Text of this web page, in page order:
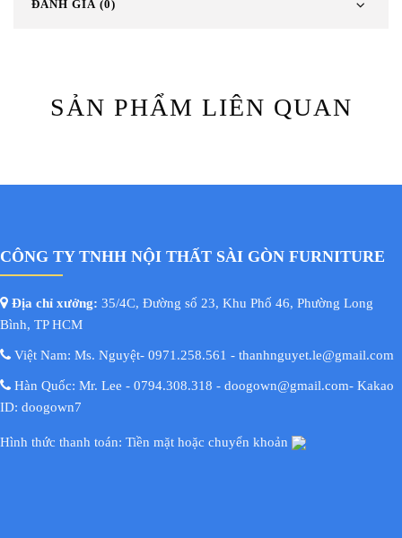
ĐÁNH GIÁ (0)
SẢN PHẨM LIÊN QUAN
CÔNG TY TNHH NỘI THẤT SÀI GÒN FURNITURE
Địa chỉ xưởng: 35/4C, Đường số 23, Khu Phố 46, Phường Long
Bình, TP HCM
Việt Nam: Ms. Nguyệt- 0971.258.561 - thanhnguyet.le@gmail.com
Hàn Quốc: Mr. Lee - 0794.308.318 - doogown@gmail.com- Kakao
ID: doogown7
Hình thức thanh toán: Tiền mặt hoặc chuyển khoản